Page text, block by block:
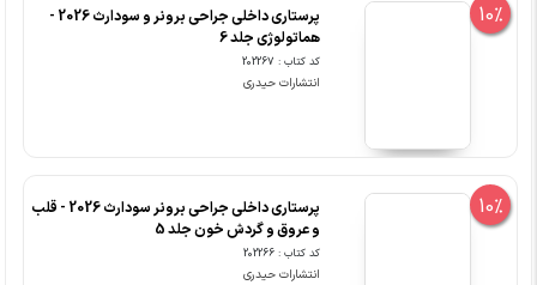
10%
پرستاری داخلی جراحی برونر و سودارث 2026 -
هماتولوژی جلد 6
کد کتاب : 202267
انتشارات حیدری
10%
پرستاری داخلی جراحی برونر سودارث 2026 - قلب
و عروق و گردش خون جلد 5
کد کتاب : 202266
انتشارات حیدری